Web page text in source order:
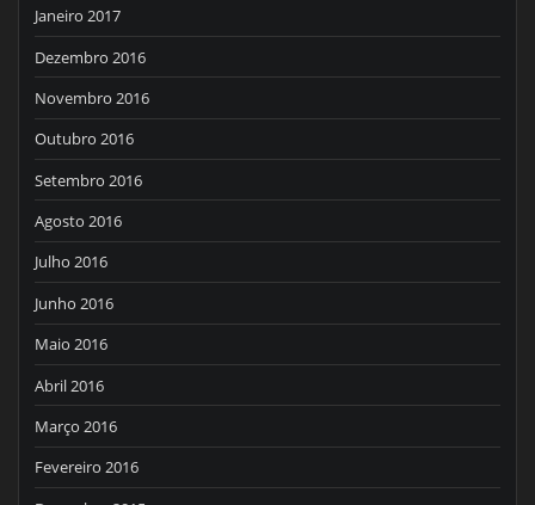
Janeiro 2017
Dezembro 2016
Novembro 2016
Outubro 2016
Setembro 2016
Agosto 2016
Julho 2016
Junho 2016
Maio 2016
Abril 2016
Março 2016
Fevereiro 2016